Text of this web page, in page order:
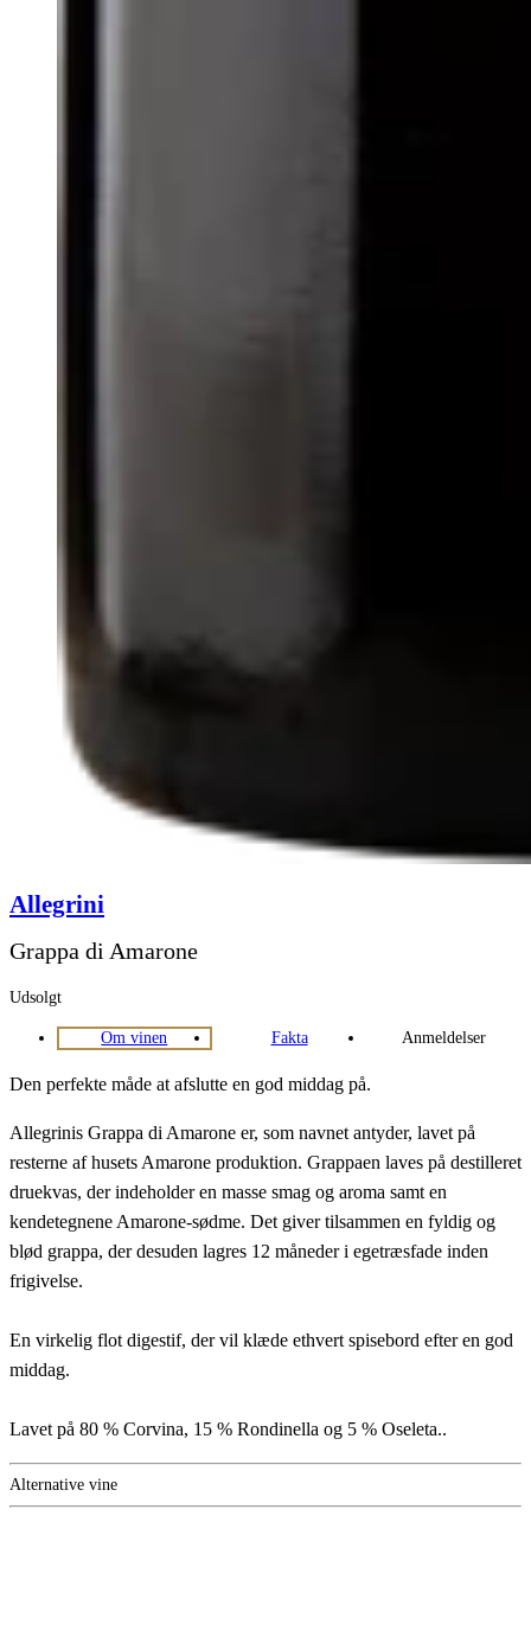
Allegrini
Grappa di Amarone
Udsolgt
Om vinen Fakta Anmeldelser
Den perfekte måde at afslutte en god middag på.
Allegrinis Grappa di Amarone er, som navnet antyder, lavet på
resterne af husets Amarone produktion. Grappaen laves på destilleret
druekvas, der indeholder en masse smag og aroma samt en
kendetegnene Amarone-sødme. Det giver tilsammen en fyldig og
blød grappa, der desuden lagres 12 måneder i egetræsfade inden
frigivelse.
En virkelig flot digestif, der vil klæde ethvert spisebord efter en god
middag.
Lavet på 80 % Corvina, 15 % Rondinella og 5 % Oseleta..
Alternative vine